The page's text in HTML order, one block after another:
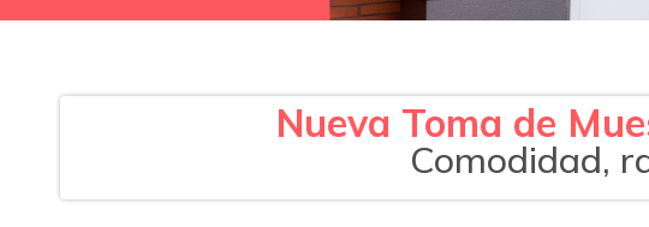
Nueva Toma de
Comodidad,